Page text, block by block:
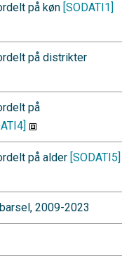
på køn [SODATI1]
på distrikter
på
på alder [SODATI5]
2009-2023